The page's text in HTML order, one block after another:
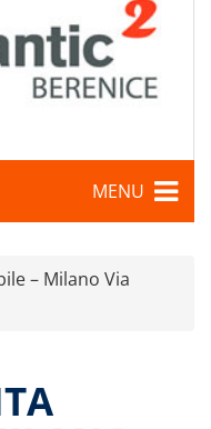
MENU
– Milano Via